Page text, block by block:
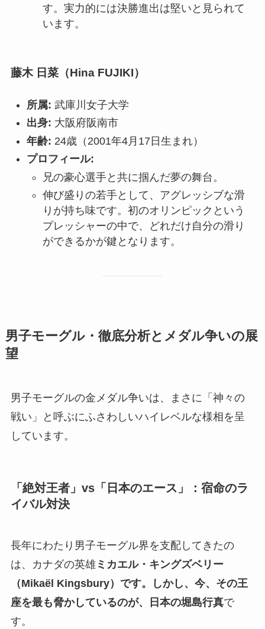
す。実力的には決勝進出は堅いと見られて
います。
藤木 日菜（Hina FUJIKI）
所属: 武庫川女子大学
出身: 大阪府阪南市
年齢: 24歳（2001年4月17日生まれ）
プロフィール:
兄の豪心選手と共に掴んだ夢の舞台。
伸び盛りの若手として、アグレッシブな滑
りが持ち味です。初のオリンピックという
プレッシャーの中で、どれだけ自分の滑り
ができるかが鍵となります。
男子モーグル・徹底分析とメダル争いの展
望
男子モーグルの金メダル争いは、まさに「神々の
戦い」と呼ぶにふさわしいハイレベルな様相を呈
しています。
「絶対王者」vs「日本のエース」：宿命のラ
イバル対決
長年にわたり男子モーグル界を支配してきたの
は、カナダの英雄ミカエル・キングズベリー
（Mikaël Kingsbury）です。しかし、今、その王
座を最も脅かしているのが、日本の堀島行真で
す。